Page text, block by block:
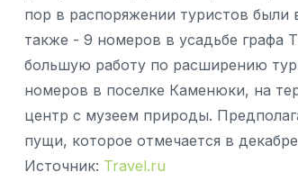
пор в распоряжении туристов были
также - 9 номеров в усадьбе графа
большую работу по расширению
номеров в поселке Каменюки, на
центр с музеем природы.
пущи, которое отмечается в
Источник: Travel.ru